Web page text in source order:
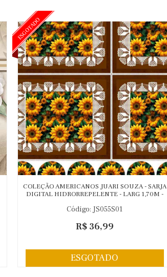
ESGOTADO
COLEÇÃO AMERICANOS JUARI SOUZA - SARJA
DIGITAL HIDRORREPELENTE - LARG 1,70M -
Código: JS055S01
R$ 36,99
ESGOTADO